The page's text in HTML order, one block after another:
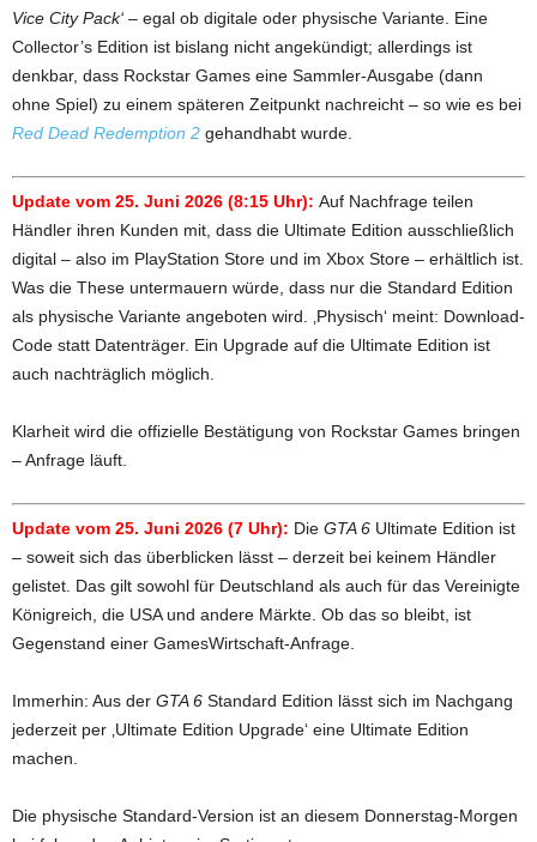
Vice City Pack‘ – egal ob digitale oder physische Variante. Eine
Collector’s Edition ist bislang nicht angekündigt; allerdings ist
denkbar, dass Rockstar Games eine Sammler-Ausgabe (dann
ohne Spiel) zu einem späteren Zeitpunkt nachreicht – so wie es bei
Red Dead Redemption 2 gehandhabt wurde.
Update vom 25. Juni 2026 (8:15 Uhr): Auf Nachfrage teilen
Händler ihren Kunden mit, dass die Ultimate Edition ausschließlich
digital – also im PlayStation Store und im Xbox Store – erhältlich ist.
Was die These untermauern würde, dass nur die Standard Edition
als physische Variante angeboten wird. ‚Physisch‘ meint: Download-
Code statt Datenträger. Ein Upgrade auf die Ultimate Edition ist
auch nachträglich möglich.
Klarheit wird die offizielle Bestätigung von Rockstar Games bringen
– Anfrage läuft.
Update vom 25. Juni 2026 (7 Uhr): Die GTA 6 Ultimate Edition ist
– soweit sich das überblicken lässt – derzeit bei keinem Händler
gelistet. Das gilt sowohl für Deutschland als auch für das Vereinigte
Königreich, die USA und andere Märkte. Ob das so bleibt, ist
Gegenstand einer GamesWirtschaft-Anfrage.
Immerhin: Aus der GTA 6 Standard Edition lässt sich im Nachgang
jederzeit per ‚Ultimate Edition Upgrade‘ eine Ultimate Edition
machen.
Die physische Standard-Version ist an diesem Donnerstag-Morgen